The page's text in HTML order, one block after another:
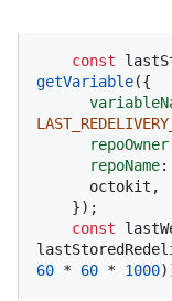
const
getVariable({
repoOwner
repoName:
const
60 * 60 * 1000